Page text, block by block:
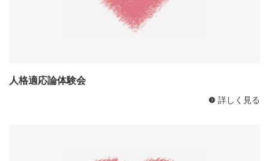
人格適応論体験会
詳しく見る